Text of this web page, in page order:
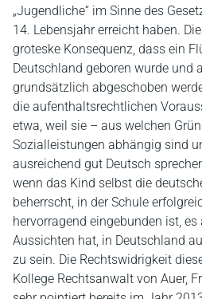
„Jugendliche“ im Sinne des
14. Lebensjahr erreicht haben.
groteske Konsequenz, dass ein
Deutschland geboren wurde und
grundsätzlich abgeschoben
die aufenthaltsrechtlichen
etwa, weil sie – aus welchen
Sozialleistungen abhängig sind
ausreichend gut Deutsch
wenn das Kind selbst die
beherrscht, in der Schule
hervorragend eingebunden ist, es
Aussichten hat, in Deutschland
zu sein. Die Rechtswidrigkeit
Kollege Rechtsanwalt von Auer,